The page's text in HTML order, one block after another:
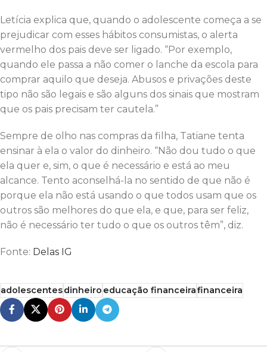
Letícia explica que, quando o adolescente começa a se
prejudicar com esses hábitos consumistas, o alerta
vermelho dos pais deve ser ligado. “Por exemplo,
quando ele passa a não comer o lanche da escola para
comprar aquilo que deseja. Abusos e privações deste
tipo não são legais e são alguns dos sinais que mostram
que os pais precisam ter cautela.”
Sempre de olho nas compras da filha, Tatiane tenta
ensinar à ela o valor do dinheiro. “Não dou tudo o que
ela quer e, sim, o que é necessário e está ao meu
alcance. Tento aconselhá-la no sentido de que não é
porque ela não está usando o que todos usam que os
outros são melhores do que ela, e que, para ser feliz,
não é necessário ter tudo o que os outros têm”, diz.
Fonte: Delas IG
adolescentesdinheiroeducação financeirafinanceira